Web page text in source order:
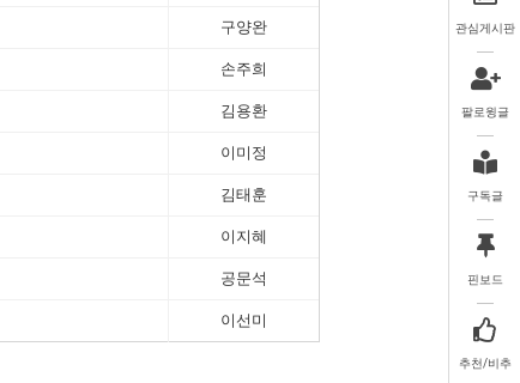
구양완
손주희
김용환
이미정
김태훈
이지혜
공문석
이선미
관심게시판
팔로윙글
구독글
핀보드
추천/비추